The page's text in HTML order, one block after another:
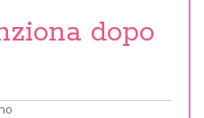
dopo